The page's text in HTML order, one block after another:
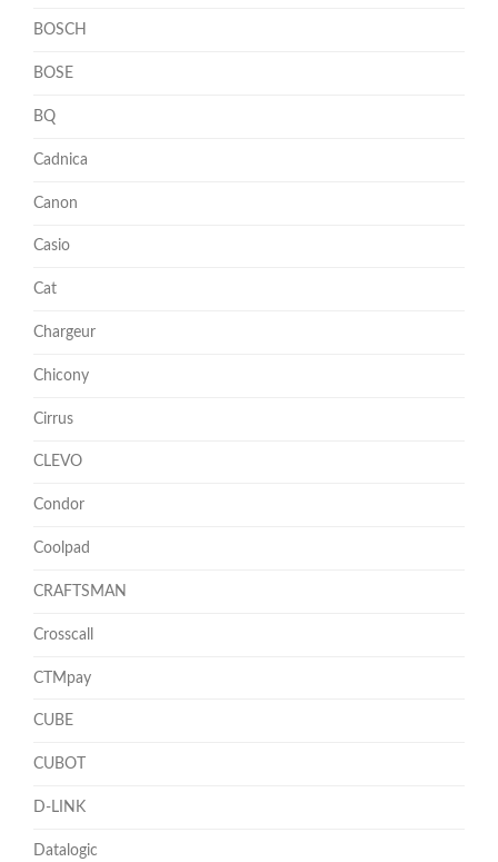
BOSCH
BOSE
BQ
Cadnica
Canon
Casio
Cat
Chargeur
Chicony
Cirrus
CLEVO
Condor
Coolpad
CRAFTSMAN
Crosscall
CTMpay
CUBE
CUBOT
D-LINK
Datalogic